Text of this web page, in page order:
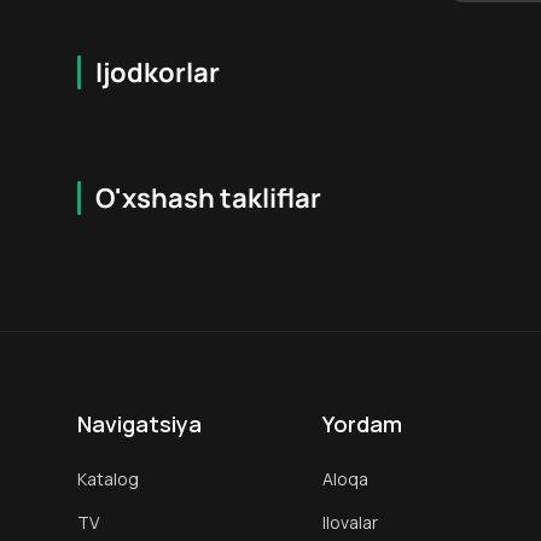
Ijodkorlar
O'xshash takliflar
Navigatsiya
Katalog
TV
Yordam
Aloqa
Ilovalar